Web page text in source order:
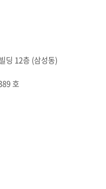
딩 12층 (삼성동)
호